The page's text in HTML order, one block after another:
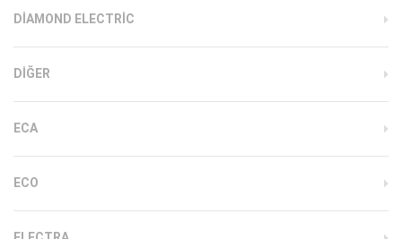
DIAMOND ELECTRIC
DIĞER
ECA
ECO